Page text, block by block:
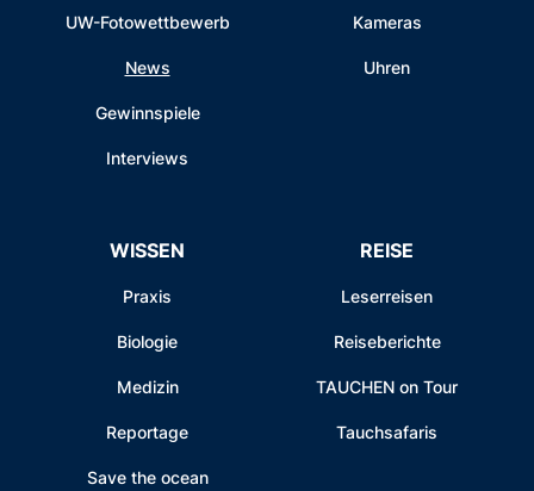
UW-Fotowettbewerb
News
Gewinnspiele
Interviews
Kameras
Uhren
WISSEN
Praxis
Biologie
Medizin
Reportage
Save the ocean
REISE
Leserreisen
Reiseberichte
TAUCHEN on Tour
Tauchsafaris